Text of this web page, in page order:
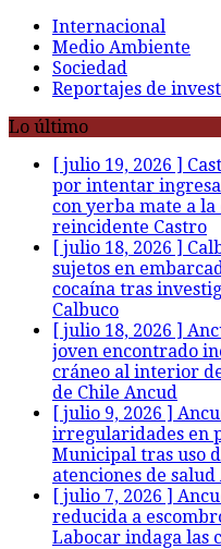
Internacional
Medio Ambiente
Sociedad
Reportajes de
Lo último
[ julio 19, 2026 ]
por intentar
con yerba mate a
reincidente Castro
[ julio 18, 2026 ]
sujetos en
cocaína tras
Calbuco
[ julio 18, 2026 ]
joven encontrado
cráneo al interior
de Chile Ancud
[ julio 9, 2026 ]
irregularidades en
Municipal tras uso
atenciones de salud
[ julio 7, 2026 ]
reducida a
Labocar indaga las